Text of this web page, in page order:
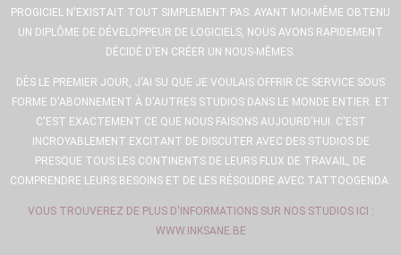
PROGICIEL N'EXISTAIT TOUT SIMPLEMENT PAS. AYANT MOI-MÊME OBTENU
UN DIPLÔME DE DÉVELOPPEUR DE LOGICIELS, NOUS AVONS RAPIDEMENT
DÉCIDÉ D'EN CRÉER UN NOUS-MÊMES.
DÈS LE PREMIER JOUR, J'AI SU QUE JE VOULAIS OFFRIR CE SERVICE SOUS
FORME D'ABONNEMENT À D'AUTRES STUDIOS DANS LE MONDE ENTIER. ET
C'EST EXACTEMENT CE QUE NOUS FAISONS AUJOURD'HUI. C'EST
INCROYABLEMENT EXCITANT DE DISCUTER AVEC DES STUDIOS DE
PRESQUE TOUS LES CONTINENTS DE LEURS FLUX DE TRAVAIL, DE
COMPRENDRE LEURS BESOINS ET DE LES RÉSOUDRE AVEC TATTOOGENDA.
VOUS TROUVEREZ DE PLUS D'INFORMATIONS SUR NOS STUDIOS ICI :
WWW.INKSANE.BE